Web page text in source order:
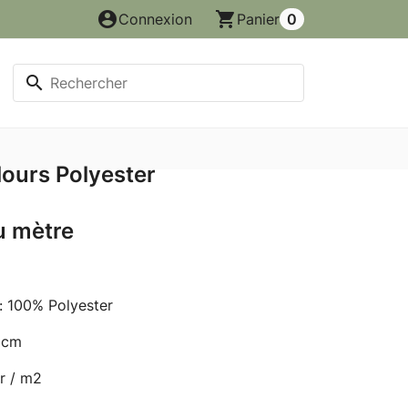
account_circleConnexion shopping_cart Panier 0
search
Polyester
mètre
100% Polyester
/ m2